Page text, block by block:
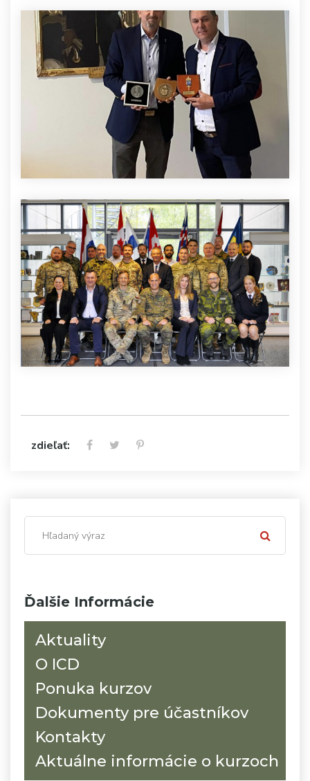
Ďalšie Informácie
Aktuality
O ICD
Ponuka kurzov
Dokumenty pre účastníkov
Kontakty
Aktuálne informácie o kurzoch
zdieľať: